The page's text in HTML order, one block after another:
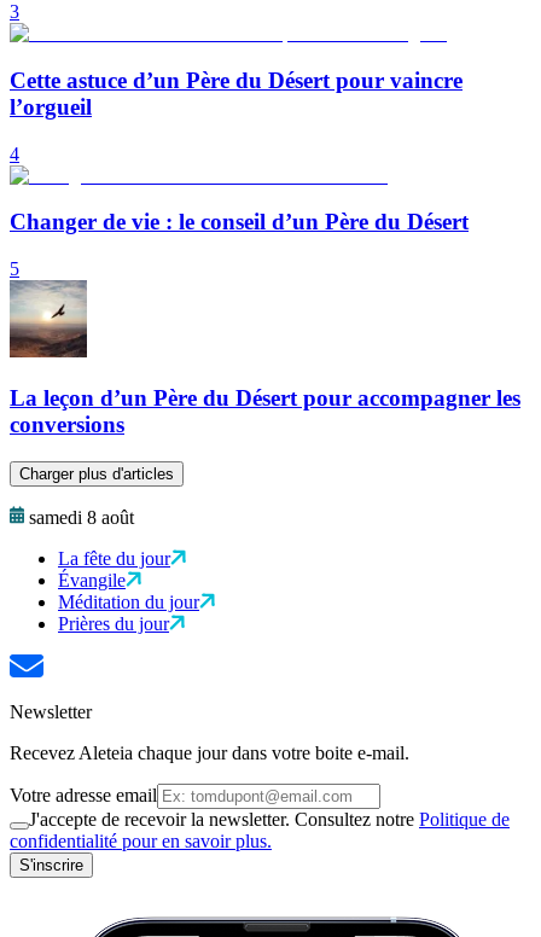
3
Cette astuce d’un Père du Désert pour vaincre
l’orgueil
4
Changer de vie : le conseil d’un Père du Désert
5
La leçon d’un Père du Désert pour accompagner les
conversions
Charger plus d'articles
samedi 8 août
La fête du jour
Évangile
Méditation du jour
Prières du jour
Newsletter
Recevez Aleteia chaque jour dans votre boite e-mail.
Votre adresse email
J'accepte de recevoir la newsletter. Consultez notre Politique de
confidentialité pour en savoir plus.
S'inscrire